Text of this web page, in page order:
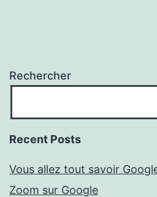
Rechercher
Recent Posts
Vous allez tout savoir
Zoom sur Google